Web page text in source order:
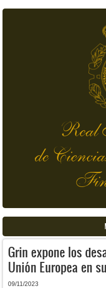
Real
de
Grin expone los
Unión Europea en
09/11/2023